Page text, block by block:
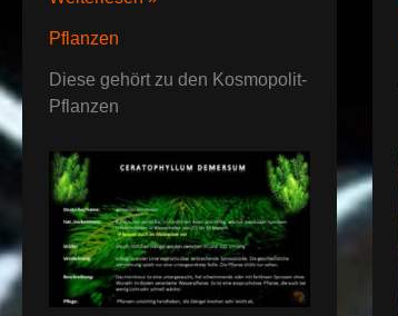
Pflanzen
Diese gehört zu den Kosmopolit-
Pflanzen